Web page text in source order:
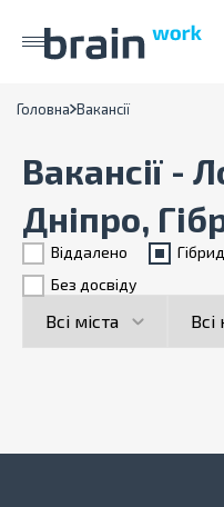
Головна Вакансії
Вакансії -
Дніпро,
Віддалено
Без досвіду